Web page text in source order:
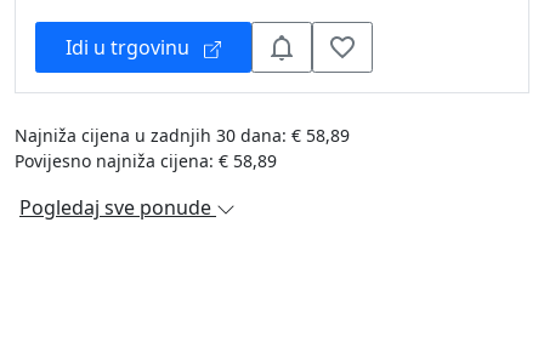
Idi u trgovinu
Najniža cijena u zadnjih 30 dana: € 58,89
Povijesno najniža cijena: € 58,89
Pogledaj sve ponude